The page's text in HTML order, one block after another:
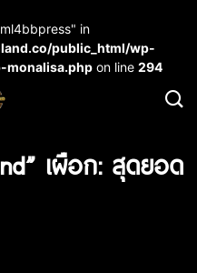
in
public_html/wp-
monalisa.php on line 294
เผือก: สุดยอด